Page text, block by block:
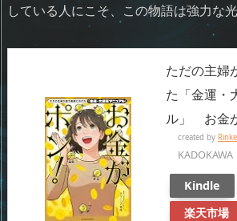
している人にこそ、この物語は強力な光
ただの主婦
た「金運・
ル」 お金
created by
KADOKAWA
Kindle
楽天市場